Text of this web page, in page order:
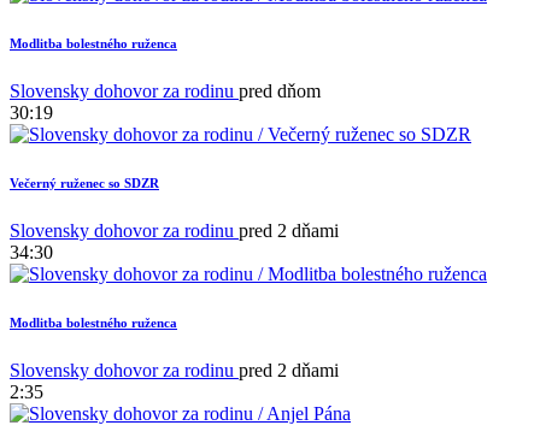
Modlitba bolestného ruženca
Slovensky dohovor za rodinu pred dňom
30:19
Večerný ruženec so SDZR
Slovensky dohovor za rodinu pred 2 dňami
34:30
Modlitba bolestného ruženca
Slovensky dohovor za rodinu pred 2 dňami
2:35